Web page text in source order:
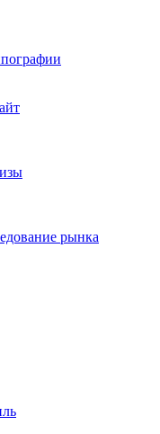
рынка